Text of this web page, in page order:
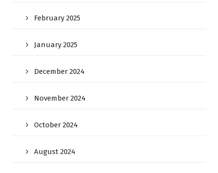
February 2025
January 2025
December 2024
November 2024
October 2024
August 2024